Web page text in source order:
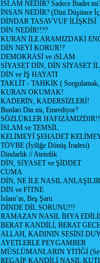
İSLAM NEDİR? Sadece İbadet
İNSAN NEDİR? (Dini Düşünce
DİNDAR TASAVVUF İLİŞKİSİ
DİN NEDİR!!??
KURAN İLE ARAMIZDAKİ
DİN NEYİ KORUR!?
DEMOKRASİ ve iSLAM
SİYASET DİN, DİN SİYASET
DİN ve İŞ HAYATI
TAKLİT - TAHKİK ( Sorgulamak,
KURAN OKUMAK!
KADERİN, KADERSİZLERİ!
Bunları Din mi, Emrediyor?
SÖZLÜKLER HAFIZAMIZDIR!!
İSLAM ve TEMSİL
KELİMEYİ ŞEHADET
TÖVBE (İyiliğe Dönüş İradesi)
Dindarlık // Ateistlik
DİN, SİYASET ve ŞİDDET
CUMA
DİN, NE İLE NASIL
DİN ve FİTNE
İslam’ın, Beş Şartı
DİNDE DİL SORUNU!!!
RAMAZAN NASIL İHYA
BERAT KANDİLİ, BERAT
ALLAH, KADININ SESİNİ
AYETLERLE PEYGAMBER
MÜSLÜMANLARIN YİTİĞİ
REGAİP KANDİLİ NASIL